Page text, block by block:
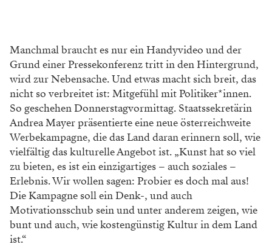
Manchmal braucht es nur ein Handyvideo und der
Grund einer Pressekonferenz tritt in den Hintergrund,
wird zur Nebensache. Und etwas macht sich breit, das
nicht so verbreitet ist: Mitgefühl mit Politiker*innen.
So geschehen Donnerstagvormittag. Staatssekretärin
Andrea Mayer präsentierte eine neue österreichweite
Werbekampagne, die das Land daran erinnern soll, wie
vielfältig das kulturelle Angebot ist. „Kunst hat so viel
zu bieten, es ist ein einzigartiges – auch soziales –
Erlebnis. Wir wollen sagen: Probier es doch mal aus!
Die Kampagne soll ein Denk-, und auch
Motivationsschub sein und unter anderem zeigen, wie
bunt und auch, wie kostengünstig Kultur in dem Land
ist.“